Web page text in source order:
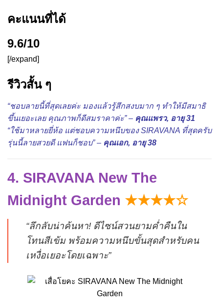
คะแนนที่ได้
9.6/10
[/expand]
รีวิวสั้น ๆ
“ชอบลายนี้ที่สุดเลยค่ะ มองแล้วรู้สึกสงบมาก ๆ ทำให้มีสมาธิ
ขึ้นเยอะเลย คุณภาพก็ดีสมราคาค่ะ” – คุณแพรว, อายุ 31
“ใช้มาหลายยี่ห้อ แต่ชอบความหนึบของ SIRAVANA ที่สุดครับ
รุ่นนี้ลายสวยดี แฟนก็ชอบ” – คุณเอก, อายุ 38
4. SIRAVANA New The
Midnight Garden ★★★★☆
“ลึกลับน่าค้นหา! ดีไซน์สวนยามค่ำคืนใน
โทนสีเข้ม พร้อมความหนึบขั้นสุดสำหรับคน
เหงื่อเยอะโดยเฉพาะ”